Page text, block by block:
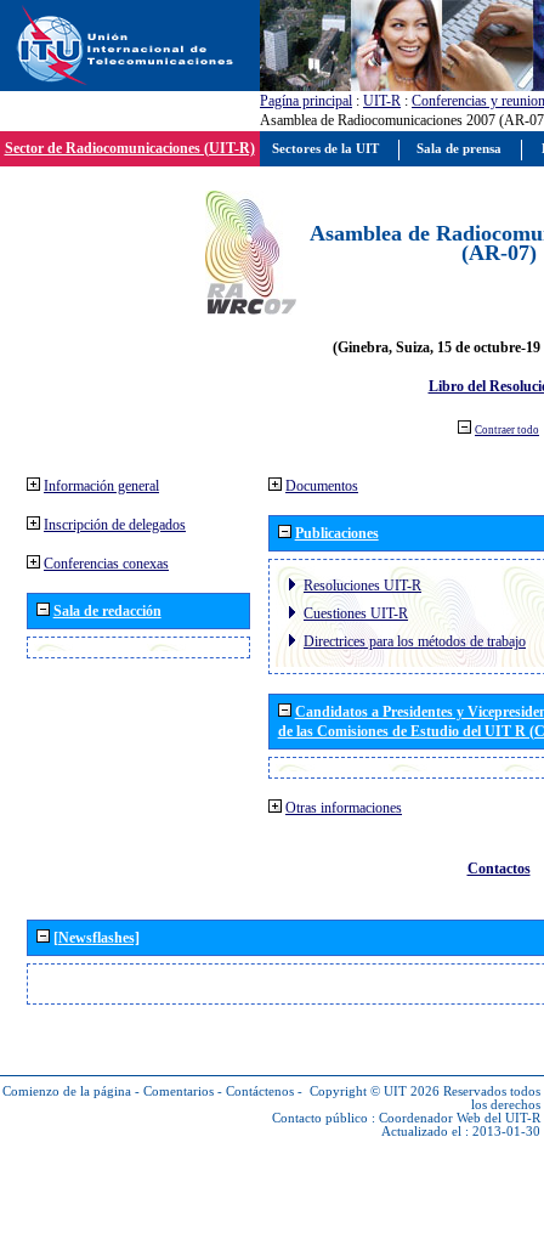
Pagína principal : UIT-R : Conferencias y
Asamblea de Radiocomunicaciones 2007 (AR-
Sector de Radiocomunicaciones (UIT-R)
Asamblea de
(AR-07)
(Ginebra, Suiza, 15 de octubre-19
Libro del
Contraer todo
Información general
Inscripción de delegados
Conferencias conexas
Sala de redacción
Documentos
Publicaciones
Resoluciones UIT-R
Cuestiones UIT-R
Directrices para los métodos de trabajo
Candidatos a Presidentes y
de las Comisiones de Estudio del UIT R
Otras informaciones
Contactos
[Newsflashes]
Comienzo de la página - Comentarios - Contáctenos - Copyright © UIT 2026 Reservados todos
los derechos
Contacto público : Coordenador Web del UIT-R
Actualizado el : 2013-01-30
Sectores de la UIT Sala de prensa